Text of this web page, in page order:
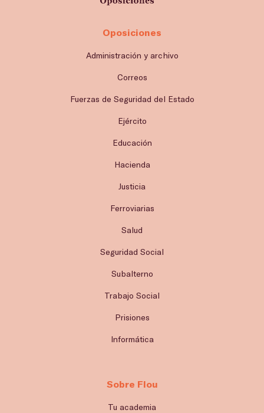
Oposiciones
Administración y archivo
Correos
Fuerzas de Seguridad del Estado
Ejército
Educación
Hacienda
Justicia
Ferroviarias
Salud
Seguridad Social
Subalterno
Trabajo Social
Prisiones
Informática
Sobre Flou
Tu academia